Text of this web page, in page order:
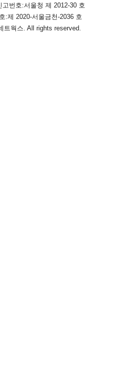
고번호:서울청 제 2012-30 호
:제 2020-서울금천-2036 호
트웍스 . All rights reserved.